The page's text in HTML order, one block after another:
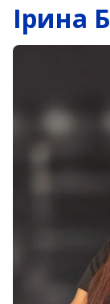
Ірина